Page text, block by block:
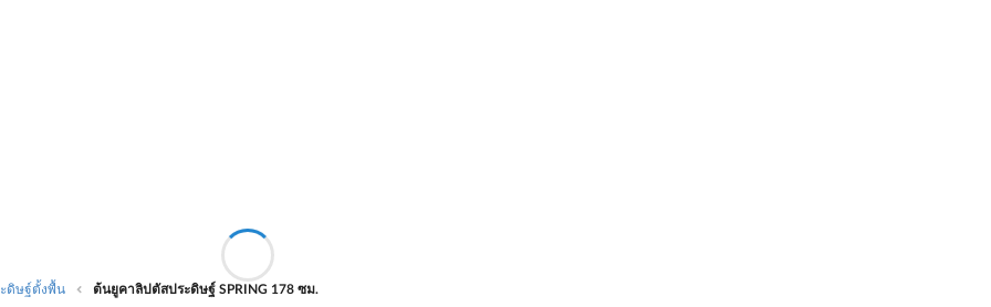
ดิษฐ์ตั้งพื้น ต้นยูคาลิปตัสประดิษฐ์ SPRING 178 ซม.